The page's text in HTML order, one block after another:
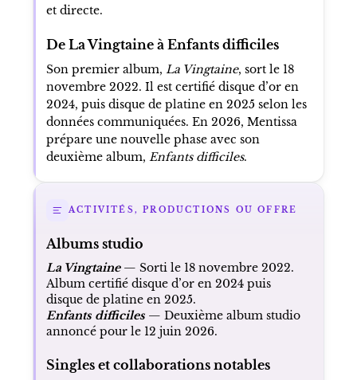
et directe.
De La Vingtaine à Enfants difficiles
Son premier album, La Vingtaine, sort le 18
novembre 2022. Il est certifié disque d’or en
2024, puis disque de platine en 2025 selon les
données communiquées. En 2026, Mentissa
prépare une nouvelle phase avec son
deuxième album, Enfants difficiles.
ACTIVITÉS, PRODUCTIONS OU OFFRE
Albums studio
La Vingtaine— Sorti le 18 novembre 2022.
Album certifié disque d’or en 2024 puis
disque de platine en 2025.
Enfants difficiles— Deuxième album studio
annoncé pour le 12 juin 2026.
Singles et collaborations notables